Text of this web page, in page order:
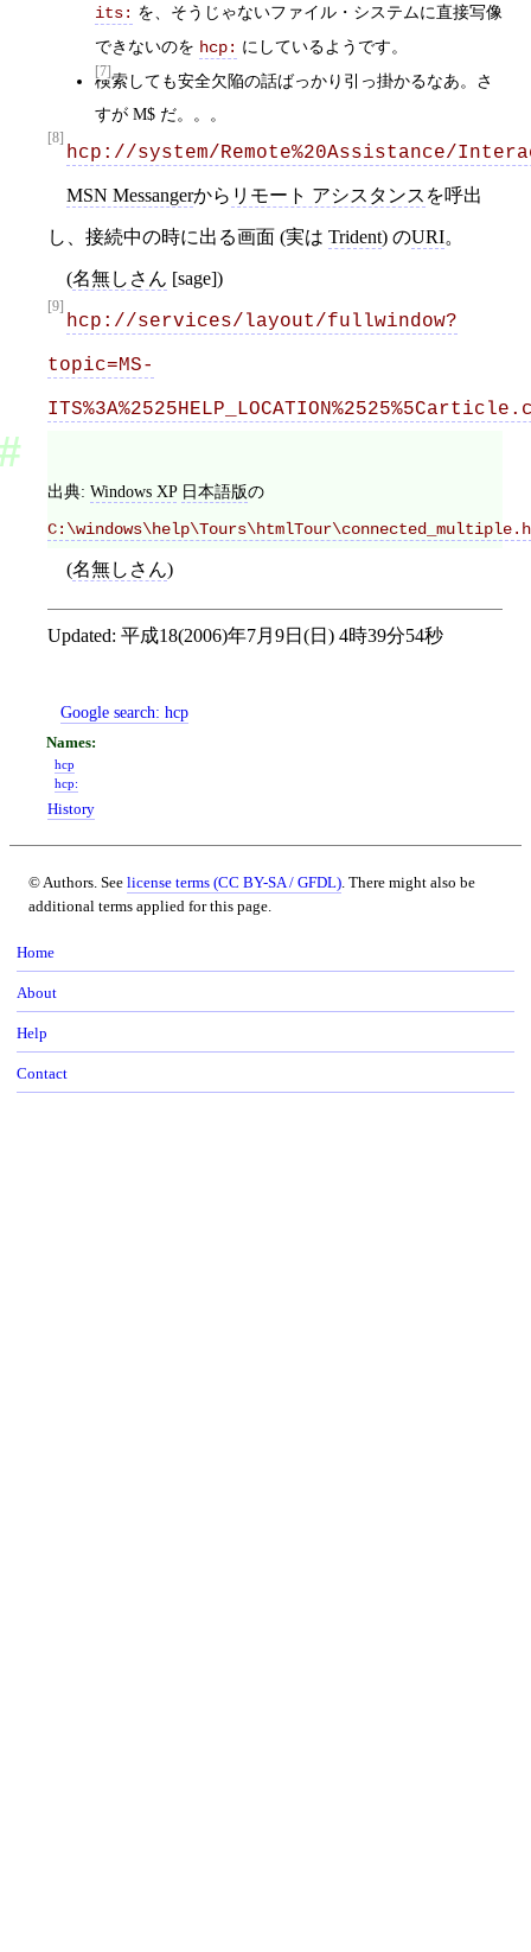
its: を、そうじゃないファイル・システムに直接写像
できないのを hcp: にしているようです。
[7]
検索しても安全欠陥の話ばっかり引っ掛かるなあ。さ
すが M$ だ。。。
[8]
hcp://system/Remote%20Assistance/
MSN Messangerから リモート アシスタンス を呼出
し、接続中の時に出る画面 (実は Trident) のURI。
(名無しさん [sage])
[9]
hcp://services/layout/fullwindow?
topic=MS-
出典: Windows XP 日本語版の
(名無しさん)
Updated: 平成18(2006)年7月9日(日) 4時39分54秒
Google search:hcp
hcp
hcp:
History
© Authors. See license terms (CC BY-SA / GFDL) . There might also be
additional terms applied for this page.
Home
About
Help
Contact